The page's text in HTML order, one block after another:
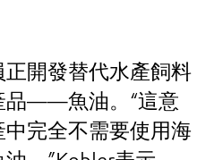
開發替代水產飼料
品——魚油。“這意
完全不需要使用海